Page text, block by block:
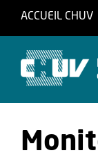
ACCUEIL CHUV